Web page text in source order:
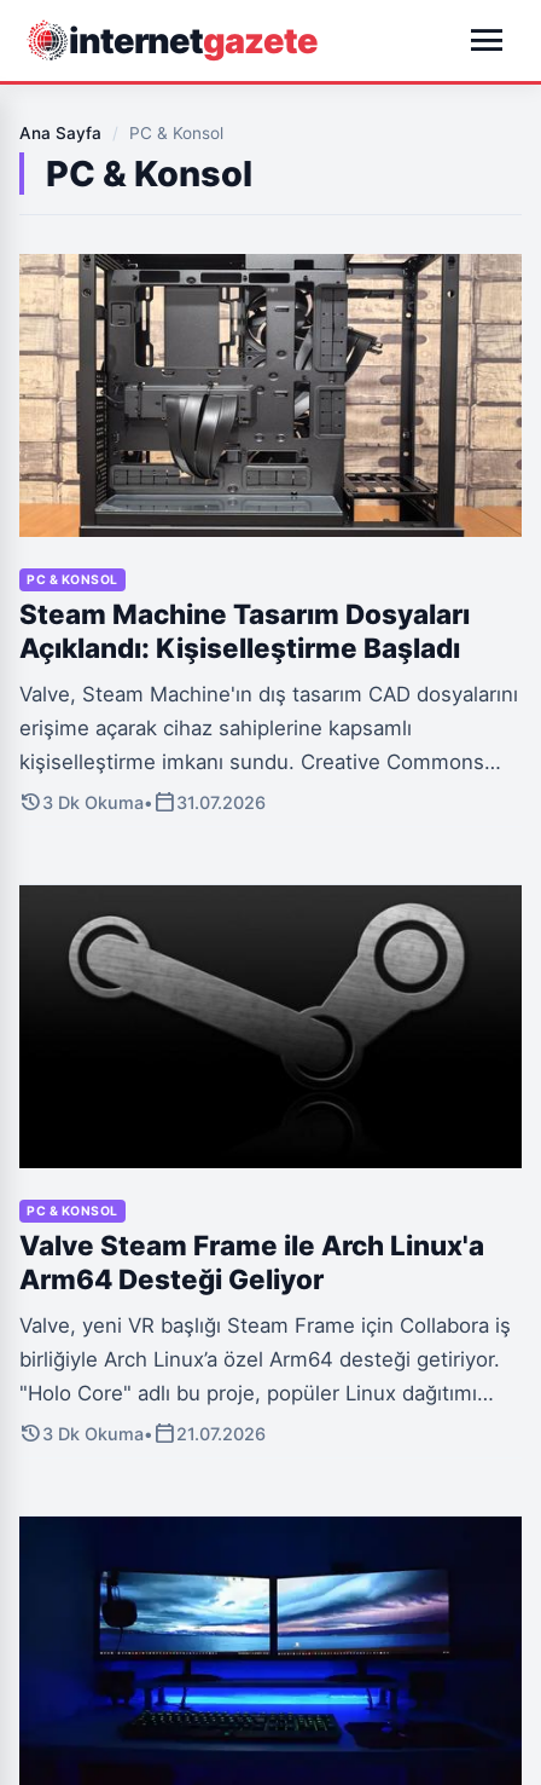
internetgazete menu
Ana Sayfa / PC & Konsol
PC & Konsol
PC & KONSOL
Steam Machine Tasarım Dosyaları
Açıklandı: Kişiselleştirme Başladı
Valve, Steam Machine'ın dış tasarım CAD dosyalarını
erişime açarak cihaz sahiplerine kapsamlı
kişiselleştirme imkanı sundu. Creative Commons
lisansı altındaki bu dosyalar, ticari kullanım yasağı ve
history3 Dk Okuma• calendar_today31.07.2026
PC & KONSOL
Valve Steam Frame ile Arch Linux'a
Arm64 Desteği Geliyor
Valve, yeni VR başlığı Steam Frame için Collabora iş
birliğiyle Arch Linux’a özel Arm64 desteği getiriyor.
"Holo Core" adlı bu proje, popüler Linux dağıtımı
Arch Linux'un resmi Arm64 mimarisine geçişinde
history3 Dk Okuma• calendar_today21.07.2026